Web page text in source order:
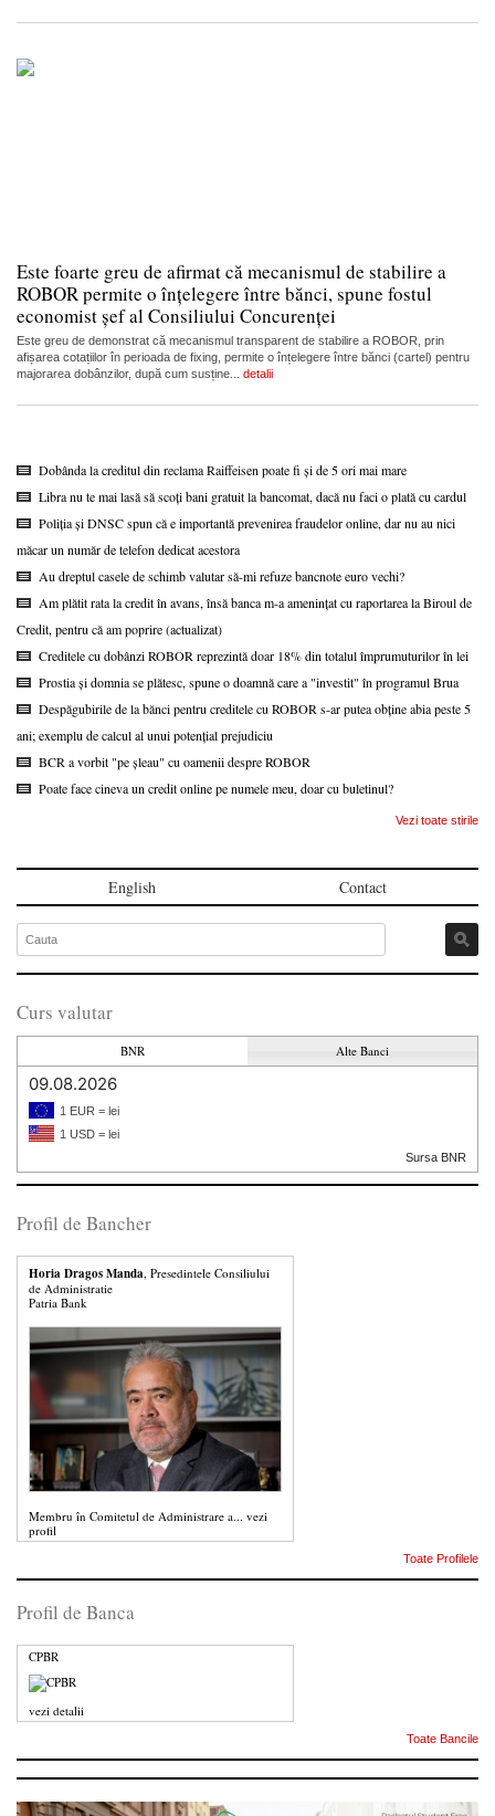
Este foarte greu de afirmat că mecanismul de stabilire a
ROBOR permite o înțelegere între bănci, spune fostul
economist șef al Consiliului Concurenței
Este greu de demonstrat că mecanismul transparent de stabilire a ROBOR, prin
afișarea cotațiilor în perioada de fixing, permite o înțelegere între bănci (cartel) pentru
majorarea dobânzilor, după cum susține... detalii
Dobânda la creditul din reclama Raiffeisen poate fi și de 5 ori mai mare
Libra nu te mai lasă să scoți bani gratuit la bancomat, dacă nu faci o plată cu cardul
Poliția și DNSC spun că e importantă prevenirea fraudelor online, dar nu au nici
măcar un număr de telefon dedicat acestora
Au dreptul casele de schimb valutar să-mi refuze bancnote euro vechi?
Am plătit rata la credit în avans, însă banca m-a amenințat cu raportarea la Biroul de
Credit, pentru că am poprire (actualizat)
Creditele cu dobânzi ROBOR reprezintă doar 18% din totalul împrumuturilor în lei
Prostia și domnia se plătesc, spune o doamnă care a "investit" în programul Brua
Despăgubirile de la bănci pentru creditele cu ROBOR s-ar putea obține abia peste 5
ani; exemplu de calcul al unui potențial prejudiciu
BCR a vorbit "pe șleau" cu oamenii despre ROBOR
Poate face cineva un credit online pe numele meu, doar cu buletinul?
Vezi toate stirile
English Contact
Curs valutar
BNR Alte Banci
09.08.2026
1 EUR = lei
1 USD = lei
Sursa BNR
Profil de Bancher
Horia Dragos Manda , Presedintele Consiliului
de Administratie
Patria Bank
Membru în Comitetul de Administrare a... vezi
profil
Toate Profilele
Profil de Banca
CPBR
vezi detalii
Toate Bancile